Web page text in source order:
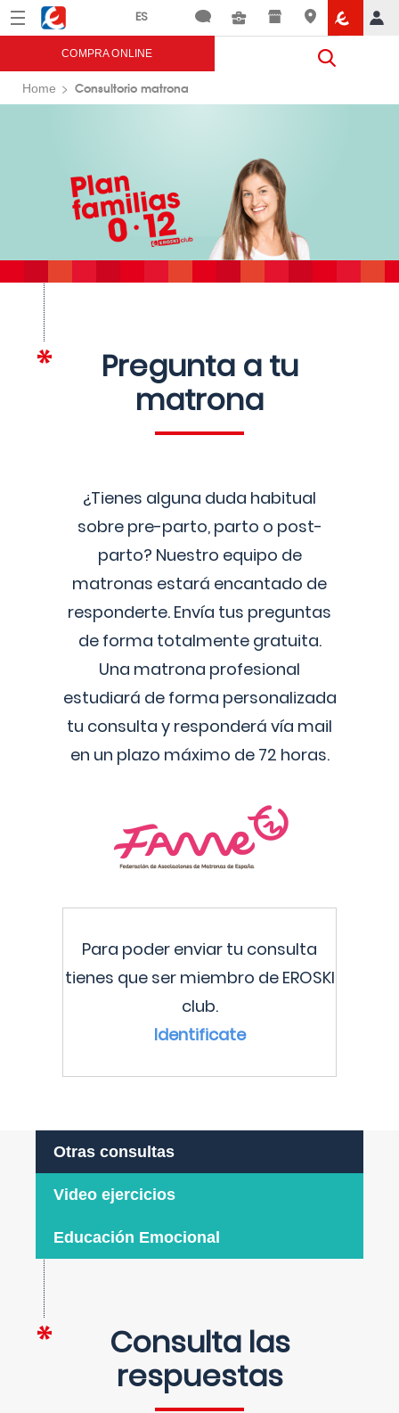
Menú Eroski
COMPRA ONLINE
Home Consultorio matrona
Pregunta a tu
matrona
¿Tienes alguna duda habitual
sobre pre-parto, parto o post-
parto? Nuestro equipo de
matronas estará encantado de
responderte. Envía tus preguntas
de forma totalmente gratuita.
Una matrona profesional
estudiará de forma personalizada
tu consulta y responderá vía mail
en un plazo máximo de 72 horas.
Para poder enviar tu consulta
tienes que ser miembro de EROSKI
club.
Identificate
Otras consultas
Video ejercicios
Educación Emocional
Consulta las
respuestas